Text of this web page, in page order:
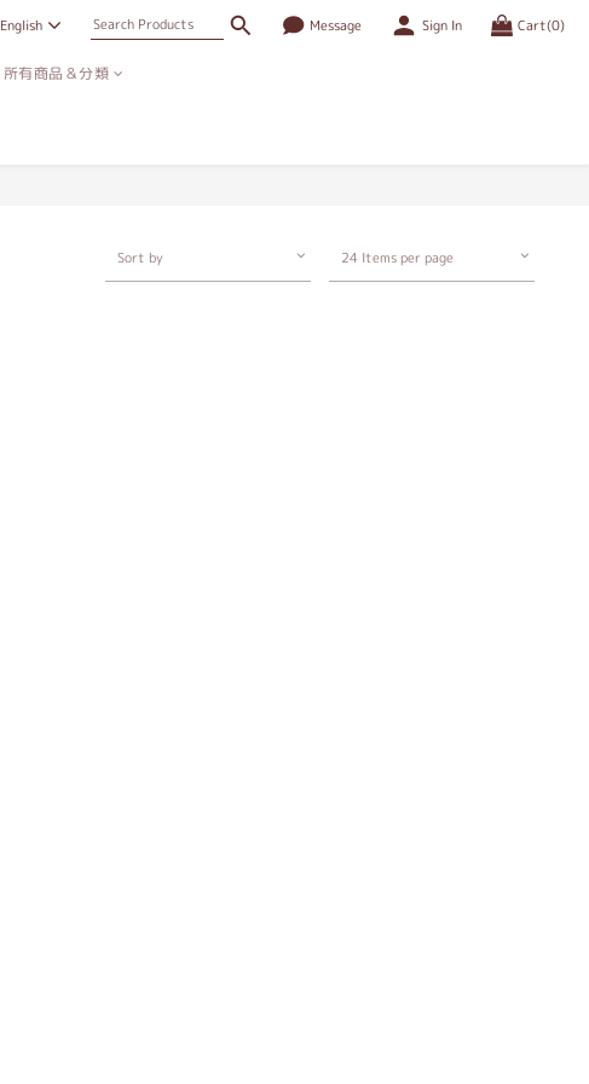
English Message Sign In Cart(0)
所有商品＆分類
Sort by 24 Items per page